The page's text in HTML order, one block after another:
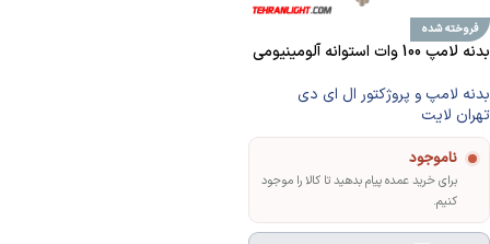
فروخته شده
بدنه لامپ 100 وات استوانه آلومینیومی
بدنه لامپ و پروژکتور ال ای دی
تهران لایت
ناموجود
برای خرید عمده پیام بدهید تا کالا را موجود
کنیم.